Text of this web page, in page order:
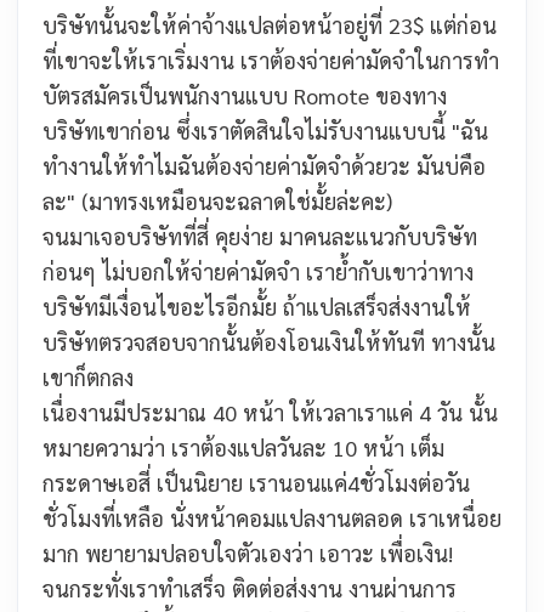
บริษัทนั้นจะให้ค่าจ้างแปลต่อหน้าอยู่ที่ 23$ แต่ก่อน
ที่เขาจะให้เราเริ่มงาน เราต้องจ่ายค่ามัดจำในการทำ
บัตรสมัครเป็นพนักงานแบบ Romote ของทาง
บริษัทเขาก่อน ซึ่งเราตัดสินใจไม่รับงานแบบนี้ "ฉัน
ทำงานให้ทำไมฉันต้องจ่ายค่ามัดจำด้วยวะ มันบ่คือ
ละ" (มาทรงเหมือนจะฉลาดใช่มั้ยล่ะคะ)
จนมาเจอบริษัทที่สี่ คุยง่าย มาคนละแนวกับบริษัท
ก่อนๆ ไม่บอกให้จ่ายค่ามัดจำ เราย้ำกับเขาว่าทาง
บริษัทมีเงื่อนไขอะไรอีกมั้ย ถ้าแปลเสร็จส่งงานให้
บริษัทตรวจสอบจากนั้นต้องโอนเงินให้ทันที ทางนั้น
เขาก็ตกลง
เนื่องานมีประมาณ 40 หน้า ให้เวลาเราแค่ 4 วัน นั้น
หมายความว่า เราต้องแปลวันละ 10 หน้า เต็ม
กระดาษเอสี่ เป็นนิยาย เรานอนแค่4ชั่วโมงต่อวัน
ชั่วโมงที่เหลือ นั่งหน้าคอมแปลงานตลอด เราเหนื่อย
มาก พยายามปลอบใจตัวเองว่า เอาวะ เพื่อเงิน!
จนกระทั่งเราทำเสร็จ ติดต่อส่งงาน งานผ่านการ